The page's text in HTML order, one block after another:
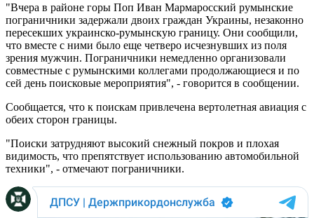
"Вчера в районе горы Поп Иван Мармаросский румынские
пограничники задержали двоих граждан Украины, незаконно
пересекших украинско-румынскую границу. Они сообщили,
что вместе с ними было еще четверо исчезнувших из поля
зрения мужчин. Пограничники немедленно организовали
совместные с румынскими коллегами продолжающиеся и по
сей день поисковые мероприятия", - говорится в сообщении.
Сообщается, что к поискам привлечена вертолетная авиация с
обеих сторон границы.
"Поиски затрудняют высокий снежный покров и плохая
видимость, что препятствует использованию автомобильной
техники", - отмечают пограничники.